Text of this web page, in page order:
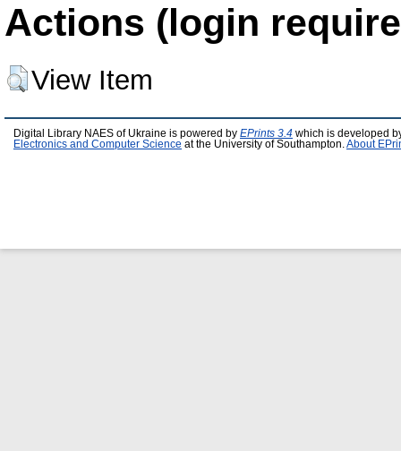
Actions (login
View Item
Digital Library NAES of Ukraine is powered by EPrints 3.4 which is developed
Electronics and Computer Science at the University of Southampton. About